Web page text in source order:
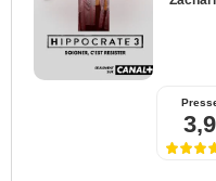
3,9